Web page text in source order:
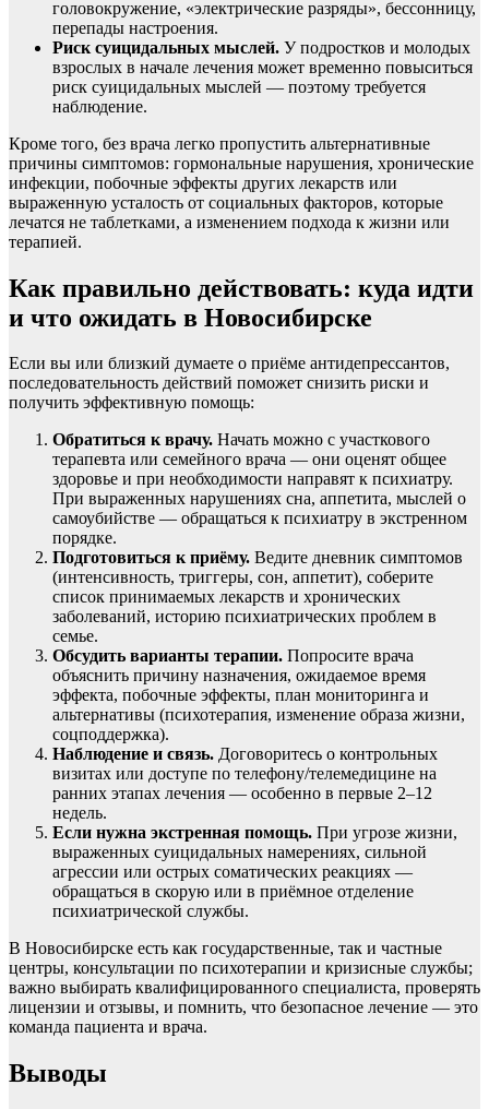
головокружение, «электрические разряды», бессонницу,
перепады настроения.
Риск суицидальных мыслей. У подростков и молодых
взрослых в начале лечения может временно повыситься
риск суицидальных мыслей — поэтому требуется
наблюдение.
Кроме того, без врача легко пропустить альтернативные
причины симптомов: гормональные нарушения, хронические
инфекции, побочные эффекты других лекарств или
выраженную усталость от социальных факторов, которые
лечатся не таблетками, а изменением подхода к жизни или
терапией.
Как правильно действовать: куда идти
и что ожидать в Новосибирске
Если вы или близкий думаете о приёме антидепрессантов,
последовательность действий поможет снизить риски и
получить эффективную помощь:
Обратиться к врачу. Начать можно с участкового
терапевта или семейного врача — они оценят общее
здоровье и при необходимости направят к психиатру.
При выраженных нарушениях сна, аппетита, мыслей о
самоубийстве — обращаться к психиатру в экстренном
порядке.
Подготовиться к приёму. Ведите дневник симптомов
(интенсивность, триггеры, сон, аппетит), соберите
список принимаемых лекарств и хронических
заболеваний, историю психиатрических проблем в
семье.
Обсудить варианты терапии. Попросите врача
объяснить причину назначения, ожидаемое время
эффекта, побочные эффекты, план мониторинга и
альтернативы (психотерапия, изменение образа жизни,
соцподдержка).
Наблюдение и связь. Договоритесь о контрольных
визитах или доступе по телефону/телемедицине на
ранних этапах лечения — особенно в первые 2–12
недель.
Если нужна экстренная помощь. При угрозе жизни,
выраженных суицидальных намерениях, сильной
агрессии или острых соматических реакциях —
обращаться в скорую или в приёмное отделение
психиатрической службы.
В Новосибирске есть как государственные, так и частные
центры, консультации по психотерапии и кризисные службы;
важно выбирать квалифицированного специалиста, проверять
лицензии и отзывы, и помнить, что безопасное лечение — это
команда пациента и врача.
Выводы